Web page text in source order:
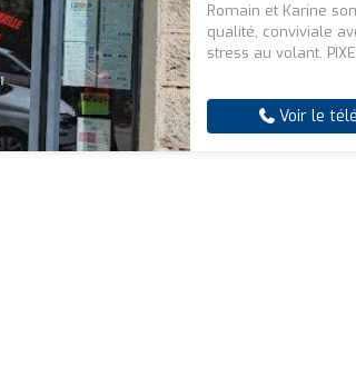
Romain et Karine
qualité, conviviale
stress au volant.
Voir le